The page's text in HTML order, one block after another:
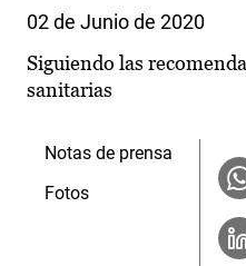
02 de Junio de 2020
Siguiendo las
sanitarias
Notas de prensa
Fotos